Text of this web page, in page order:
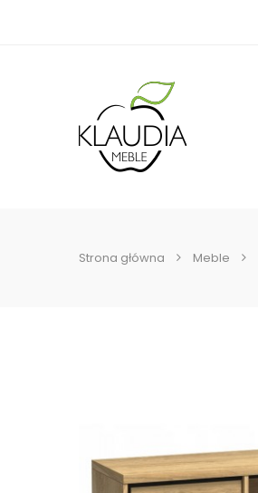
Strona główna Meble